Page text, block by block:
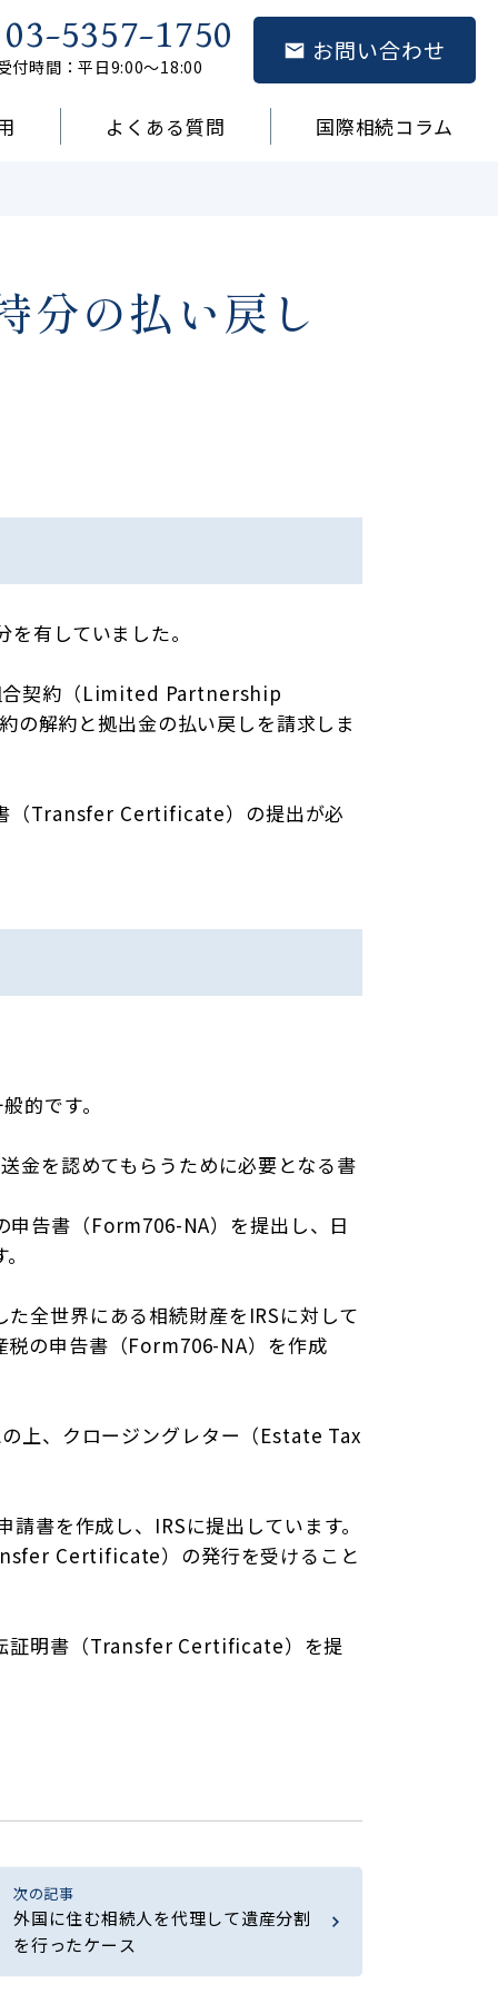
03-5357-1750
付時間：平日9:00～18:00
お問い合わせ
よくある質問 国際相続コラム
分の払い戻し
有していました。
合契約（Limited Partnership
解約と拠出金の払い戻しを請求しま
（Transfer Certificate）の提出が必
的です。
金を認めてもらうために必要となる書
告書（Form706-NA）を提出し、日
全世界にある相続財産をIRSに対して
税の申告書（Form706-NA）を作成
上、クロージングレター（Estate Tax
書を作成し、IRSに提出しています。
Certificate）の発行を受けること
証明書（Transfer Certificate）を提
次の記事
外国に住む相続人を代理して遺産分割
を行ったケース